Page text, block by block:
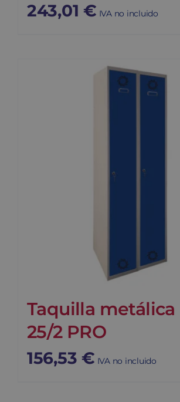
243,01 € IVA no incluido
Taquilla metálica
25/2 PRO
156,53 € IVA no incluido